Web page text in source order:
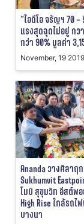
“ไอดีโอ จรัญฯ 70 –
แรงสุดฉุดไม่อยู่ กว
กว่า 90% มูลค่า
November, 19 2019
Ananda วางศิลาฤ
Sukhumvit
โมบิ สุขุมวิท อีสต์พ
High Rise ใกล้รถไ
บางนา